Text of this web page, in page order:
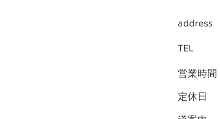
address
TEL
営業時間
定休日